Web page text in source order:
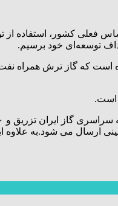
فعلی کشور،
توسعه‌ای خود برسیم.
است که گاز ترش همراه
است.